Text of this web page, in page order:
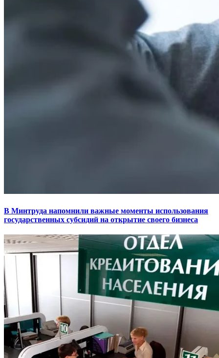
В Минтруда напомнили важные моменты использования
государственных субсидий на открытие своего бизнеса